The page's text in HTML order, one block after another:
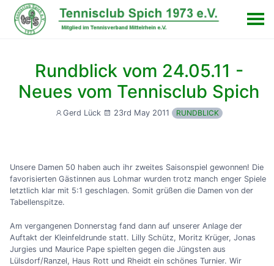
Rundblick vom 24.05.11 -
Neues vom Tennisclub Spich
Gerd Lück 23rd May 2011 RUNDBLICK
Unsere Damen 50 haben auch ihr zweites Saisonspiel gewonnen! Die
favorisierten Gästinnen aus Lohmar wurden trotz manch enger Spiele
letztlich klar mit 5:1 geschlagen. Somit grüßen die Damen von der
Tabellenspitze.
Am vergangenen Donnerstag fand dann auf unserer Anlage der
Auftakt der Kleinfeldrunde statt. Lilly Schütz, Moritz Krüger, Jonas
Jurgies und Maurice Pape spielten gegen die Jüngsten aus
Lülsdorf/Ranzel, Haus Rott und Rheidt ein schönes Turnier. Wir